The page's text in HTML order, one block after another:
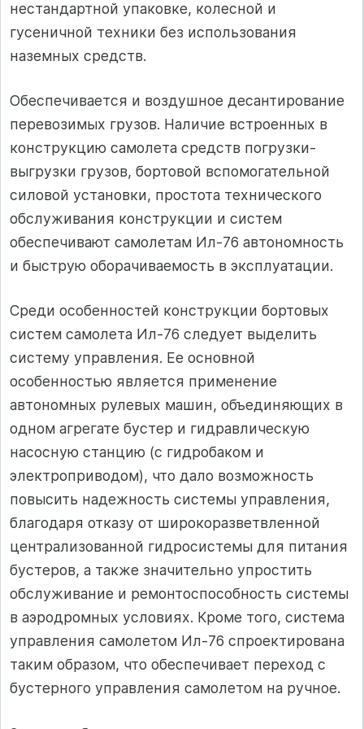
нестандартной упаковке, колесной и
гусеничной техники без использования
наземных средств.
Обеспечивается и воздушное десантирование
перевозимых грузов. Наличие встроенных в
конструкцию самолета средств погрузки-
выгрузки грузов, бортовой вспомогательной
силовой установки, простота технического
обслуживания конструкции и систем
обеспечивают самолетам Ил-76 автономность
и быструю оборачиваемость в эксплуатации.
Среди особенностей конструкции бортовых
систем самолета Ил-76 следует выделить
систему управления. Ее основной
особенностью является применение
автономных рулевых машин, объединяющих в
одном агрегате бустер и гидравлическую
насосную станцию (с гидробаком и
электроприводом), что дало возможность
повысить надежность системы управления,
благодаря отказу от широкоразветвленной
централизованной гидросистемы для питания
бустеров, а также значительно упростить
обслуживание и ремонтоспособность системы
в аэродромных условиях. Кроме того, система
управления самолетом Ил-76 спроектирована
таким образом, что обеспечивает переход с
бустерного управления самолетом на ручное.